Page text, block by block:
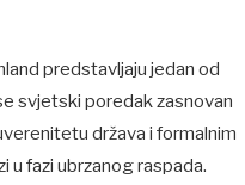
predstavljaju jedan od
svjetski poredak zasnovan
država i formalnim
u fazi ubrzanog raspada.